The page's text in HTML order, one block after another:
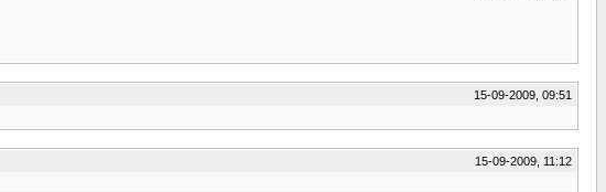
15-09-2009, 09:51
15-09-2009, 11:12